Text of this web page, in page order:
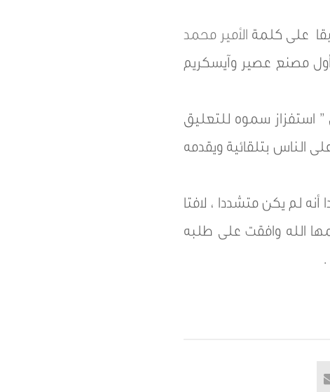
على كلمة الأمير محمد
مصنع عصير وآيسكريم
” استفزاز سموه للتعليق
الناس بتلقائية ويقدمه
لم يكن متشددا ، لافتا
الله وافقت على طلبه
.